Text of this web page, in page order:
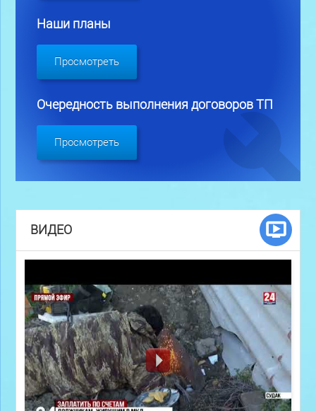
Наши планы
Просмотреть
Очередность выполнения договоров ТП
Просмотреть
ВИДЕО